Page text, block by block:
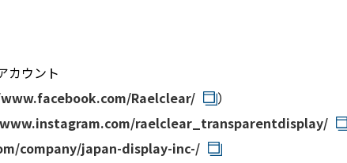
カウント
Raelclear/
）
raelclear_transparentdisplay/
company/japan-display-inc-/